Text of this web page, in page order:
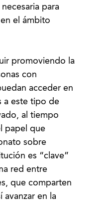
para
el ámbito
promoviendo la
con
acceder en
a este tipo de
al tiempo
papel que
sobre
es “clave”
red entre
que comparten
avanzar en la